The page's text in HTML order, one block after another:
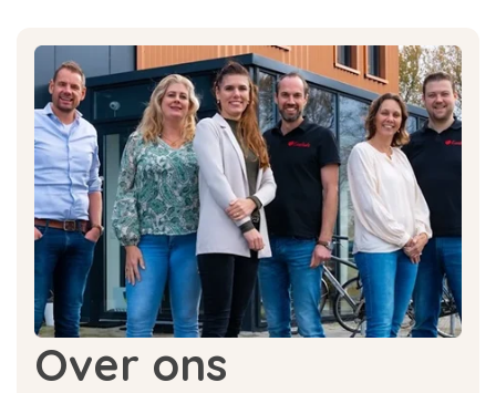
Over ons